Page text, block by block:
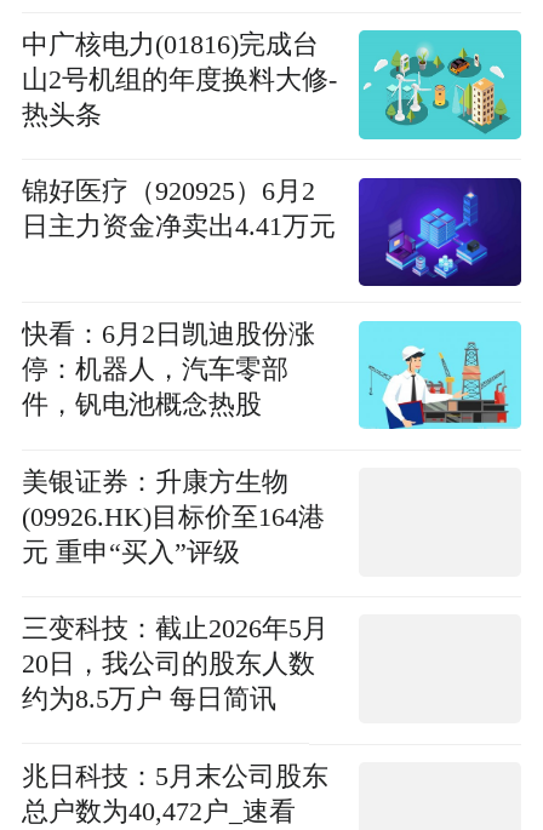
中广核电力(01816)完成台
山2号机组的年度换料大修-
热头条
锦好医疗（920925）6月2
日主力资金净卖出4.41万元
快看：6月2日凯迪股份涨
停：机器人，汽车零部
件，钒电池概念热股
美银证券：升康方生物
(09926.HK)目标价至164港
元 重申“买入”评级
三变科技：截止2026年5月
20日，我公司的股东人数
约为8.5万户 每日简讯
兆日科技：5月末公司股东
总户数为40,472户_速看